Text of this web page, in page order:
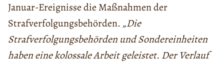
Januar-Ereignisse die Maßnahmen der
Strafverfolgungsbehörden. „Die
Strafverfolgungsbehörden und Sondereinheiten
haben eine kolossale Arbeit geleistet. Der Verlauf